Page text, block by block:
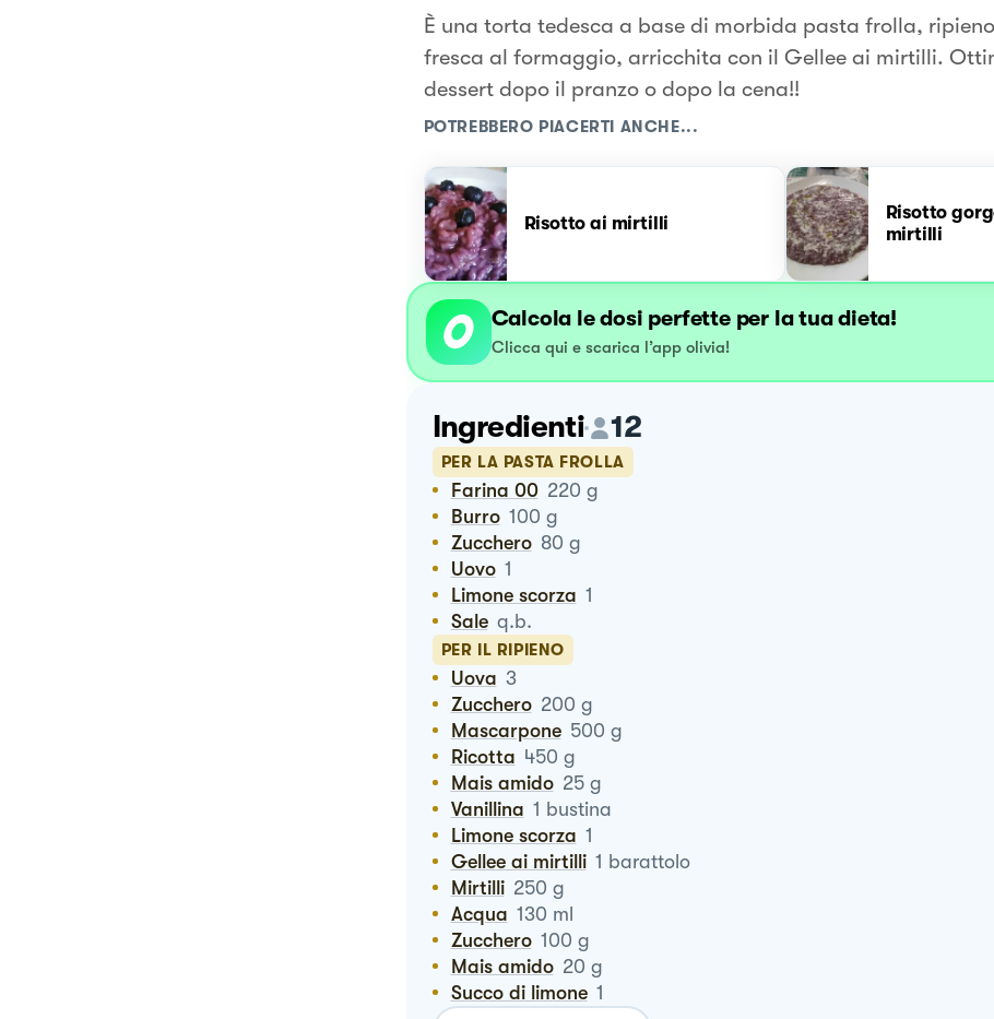
È una torta tedesca a base di morbida pasta frolla,
fresca al formaggio, arricchita con il Gellee ai mirtilli.
dessert dopo il pranzo o dopo la cena!!
POTREBBERO PIACERTI ANCHE...
Risotto ai mirtilli
Risotto
mirtilli
Calcola le dosi perfette per la tua dieta!
Clicca qui e scarica l’app olivia!
Ingredienti 12
PER LA PASTA FROLLA
Farina 00 220 g
Burro 100 g
Zucchero 80 g
Uovo 1
Limone scorza 1
Sale q.b.
PER IL RIPIENO
Uova 3
Zucchero 200 g
Mascarpone 500 g
Ricotta 450 g
Mais amido 25 g
Vanillina 1 bustina
Limone scorza 1
Gellee ai mirtilli 1 barattolo
Mirtilli 250 g
Acqua 130 ml
Zucchero 100 g
Mais amido 20 g
Succo di limone 1